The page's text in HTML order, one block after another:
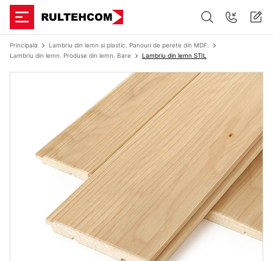
Principala
Lambriu din lemn si plastic. Panouri de perete din MDF.
Lambriu din lemn. Produse din lemn. Bare
Lambriu din lemn STIL